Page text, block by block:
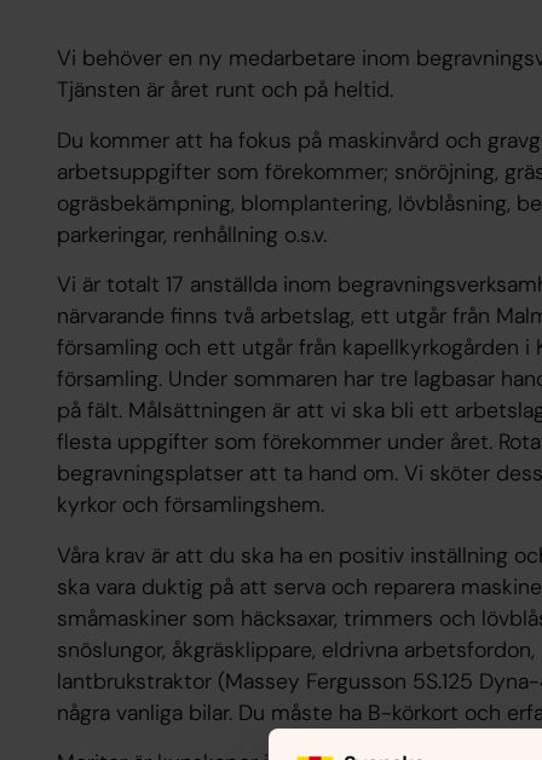
Vi behöver en ny medarbetare inom
Tjänsten är året runt och på heltid.
Du kommer att ha fokus på maskinvård och
arbetsuppgifter som förekommer; snöröjning,
ogräsbekämpning, blomplantering, lövblåsning,
parkeringar, renhållning o.s.v.
Vi är totalt 17 anställda inom
närvarande finns två arbetslag, ett utgår från
församling och ett utgår från kapellkyrkogården i
församling. Under sommaren har tre lagbasar
på fält. Målsättningen är att vi ska bli ett
flesta uppgifter som förekommer under året.
begravningsplatser att ta hand om. Vi sköter
kyrkor och församlingshem.
Våra krav är att du ska ha en positiv inställning
ska vara duktig på att serva och reparera
småmaskiner som häcksaxar, trimmers och
snöslungor, åkgräsklippare, eldrivna
lantbrukstraktor (Massey Fergusson 5S.125
några vanliga bilar. Du måste ha B-körkort och